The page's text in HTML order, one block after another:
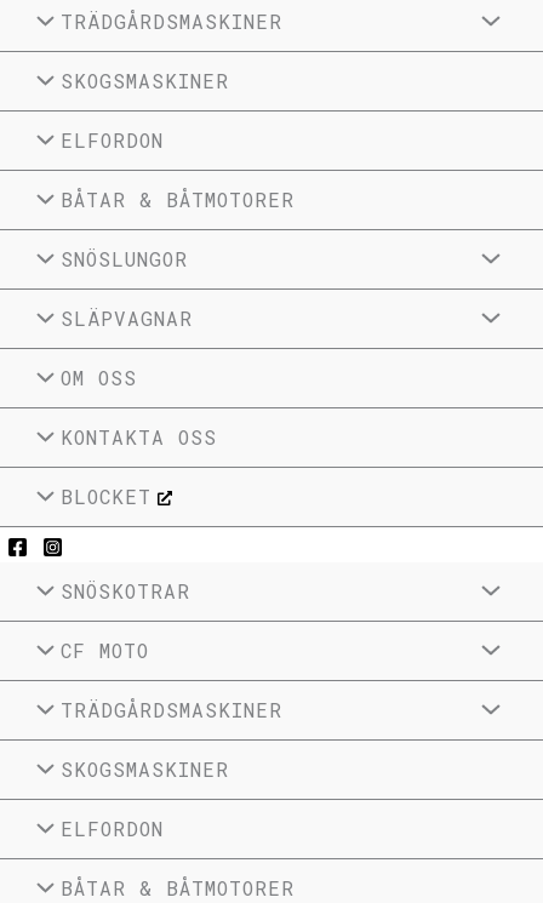
TRÄDGÅRDSMASKINER
SKOGSMASKINER
ELFORDON
BÅTAR & BÅTMOTORER
SNÖSLUNGOR
SLÄPVAGNAR
OM OSS
KONTAKTA OSS
BLOCKET
SNÖSKOTRAR
CF MOTO
TRÄDGÅRDSMASKINER
SKOGSMASKINER
ELFORDON
BÅTAR & BÅTMOTORER